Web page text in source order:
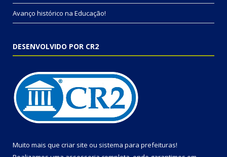
Avanço histórico na Educação!
DESENVOLVIDO POR CR2
Muito mais que criar site ou sistema para prefeituras!